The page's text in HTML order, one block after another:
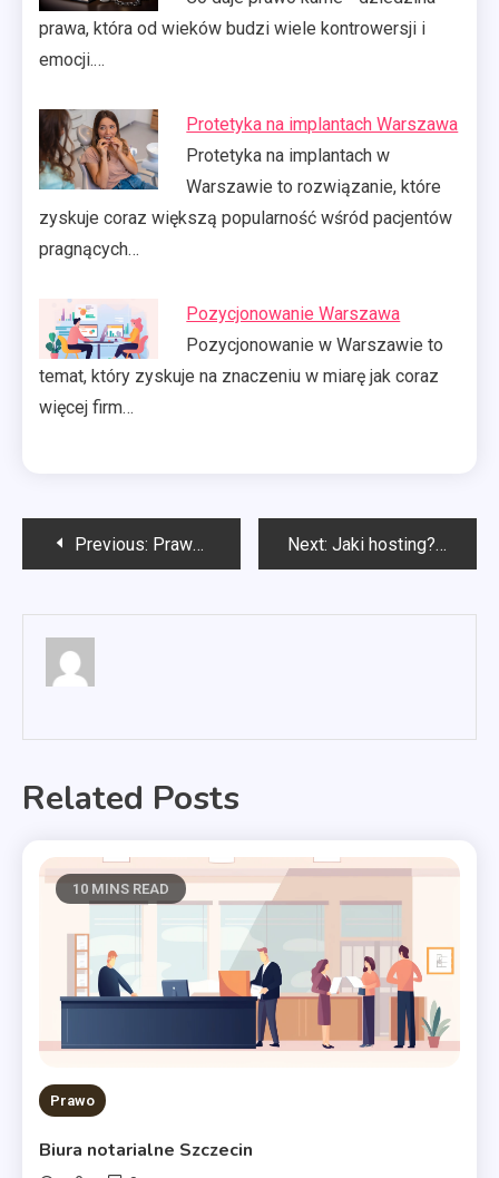
prawa, która od wieków budzi wiele kontrowersji i
emocji.…
Protetyka na implantach Warszawa
Protetyka na implantach w
Warszawie to rozwiązanie, które
zyskuje coraz większą popularność wśród pacjentów
pragnących…
Pozycjonowanie Warszawa
Pozycjonowanie w Warszawie to
temat, który zyskuje na znaczeniu w miarę jak coraz
więcej firm…
Nawigacja
Previous: Prawo karne Next: Jaki hosting?
Related Posts
10 MINS READ
Prawo
Biura notarialne Szczecin